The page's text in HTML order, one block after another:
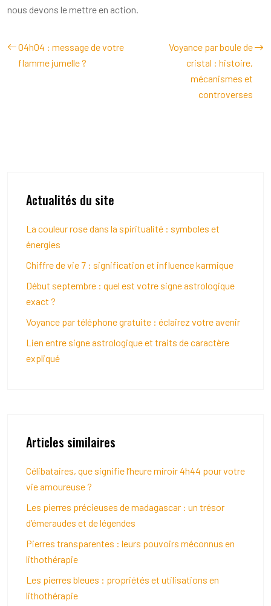
nous devons le mettre en action.
04h04 : message de votre
flamme jumelle ?
Voyance par boule de
cristal : histoire,
mécanismes et
controverses
Actualités du site
La couleur rose dans la spiritualité : symboles et
énergies
Chiffre de vie 7 : signification et influence karmique
Début septembre : quel est votre signe astrologique
exact ?
Voyance par téléphone gratuite : éclairez votre avenir
Lien entre signe astrologique et traits de caractère
expliqué
Articles similaires
Célibataires, que signifie l’heure miroir 4h44 pour votre
vie amoureuse ?
Les pierres précieuses de madagascar : un trésor
d’émeraudes et de légendes
Pierres transparentes : leurs pouvoirs méconnus en
lithothérapie
Les pierres bleues : propriétés et utilisations en
lithothérapie